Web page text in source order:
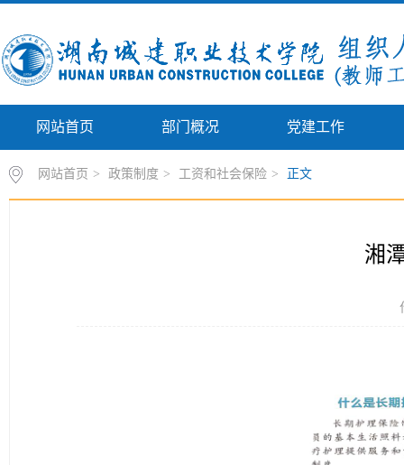
网站首页 部门概况 党建工作
网站首页 > 政策制度 > 工资和社会保险 > 正文
湘